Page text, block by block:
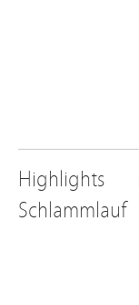
Highlights
Schlammlauf